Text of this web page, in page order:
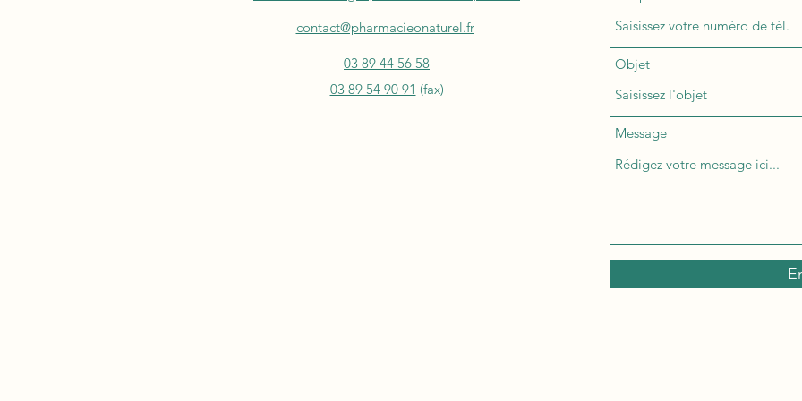
contact@pharmacieonaturel.fr
03 89 44 56 58
03 89 54 90 91 (fax)
Objet
Message